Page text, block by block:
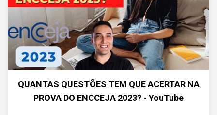
QUANTAS QUESTÕES TEM QUE ACERTAR NA
PROVA DO ENCCEJA 2023? - YouTube